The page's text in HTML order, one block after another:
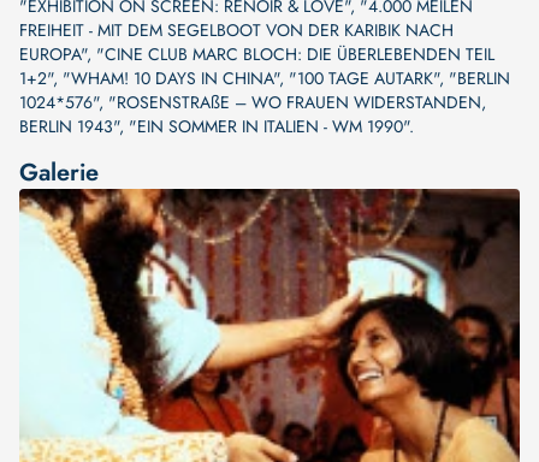
"EXHIBITION ON SCREEN: RENOIR & LOVE", "4.000 MEILEN
FREIHEIT - MIT DEM SEGELBOOT VON DER KARIBIK NACH
EUROPA", "CINE CLUB MARC BLOCH: DIE ÜBERLEBENDEN TEIL
1+2", "WHAM! 10 DAYS IN CHINA", "100 TAGE AUTARK", "BERLIN
1024*576", "ROSENSTRAßE – WO FRAUEN WIDERSTANDEN,
BERLIN 1943", "EIN SOMMER IN ITALIEN - WM 1990".
Galerie